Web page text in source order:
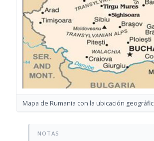
Mapa de Rumania con la ubicación